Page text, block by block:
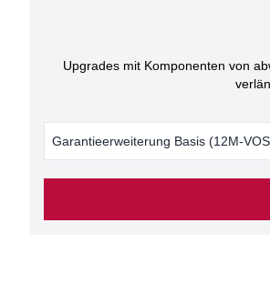
Upgrades mit Komponenten von
Garantieerweiterung Basis (12M-